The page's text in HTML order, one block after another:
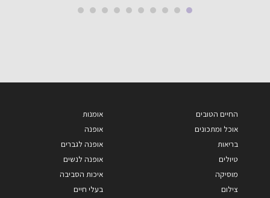
החיים הטובים
אוכל ומתכונים
בריאות
טיולים
מוסיקה
צילום
אומנות
אופנה
אופנה לגברים
אופנה לנשים
איכות הסביבה
בעלי חיים